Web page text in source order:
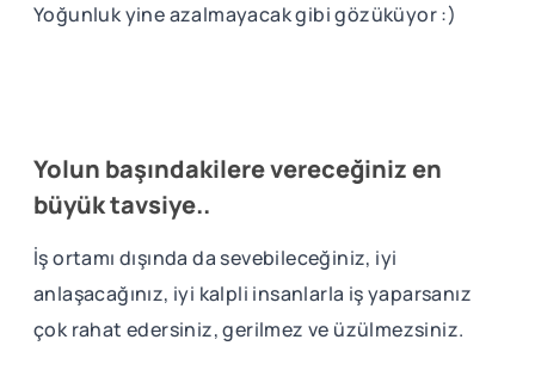
Yoğunluk yine azalmayacak gibi gözüküyor :)
Yolun başındakilere vereceğiniz en
büyük tavsiye..
İş ortamı dışında da sevebileceğiniz, iyi
anlaşacağınız, iyi kalpli insanlarla iş yaparsanız
çok rahat edersiniz, gerilmez ve üzülmezsiniz.